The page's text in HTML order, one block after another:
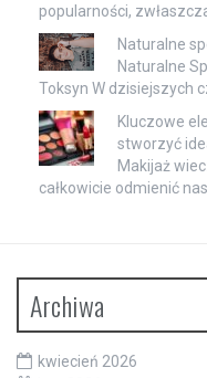
popularności,
Naturalne
Naturalne
Toksyn W dzisiejszych
Kluczowe
stworzyć
Makijaż
całkowicie odmienić
Archiwa
kwiecień 2026